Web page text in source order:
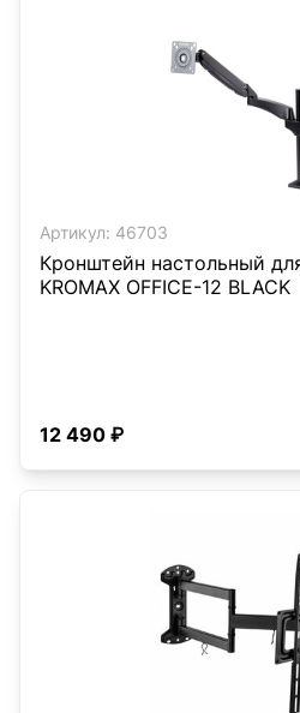
Артикул: 46703
Кронштейн настольный
KROMAX OFFICE-12 BLACK
12 490 ₽